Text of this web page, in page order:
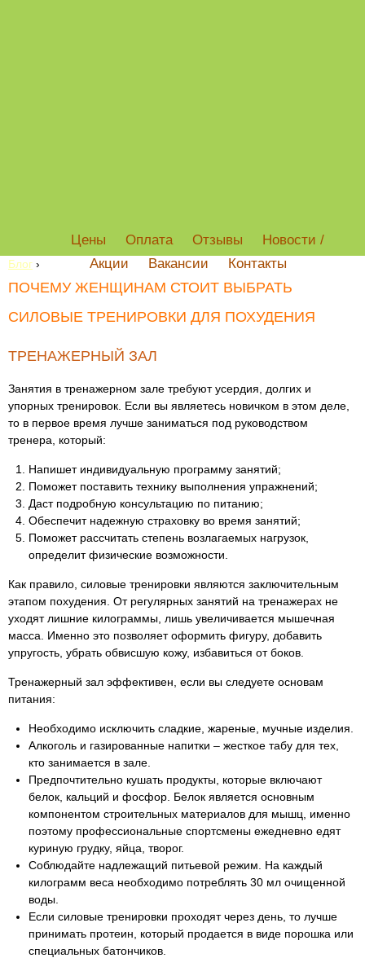
Цены Оплата Отзывы
Новости /
Акции
Вакансии Контакты
Блог ›
ПОЧЕМУ ЖЕНЩИНАМ СТОИТ ВЫБРАТЬ
СИЛОВЫЕ ТРЕНИРОВКИ ДЛЯ ПОХУДЕНИЯ
ТРЕНАЖЕРНЫЙ ЗАЛ
Занятия в тренажерном зале требуют усердия, долгих и
упорных тренировок. Если вы являетесь новичком в этом деле,
то в первое время лучше заниматься под руководством
тренера, который:
Напишет индивидуальную программу занятий;
Поможет поставить технику выполнения упражнений;
Даст подробную консультацию по питанию;
Обеспечит надежную страховку во время занятий;
Поможет рассчитать степень возлагаемых нагрузок,
определит физические возможности.
Как правило, силовые тренировки являются заключительным
этапом похудения. От регулярных занятий на тренажерах не
уходят лишние килограммы, лишь увеличивается мышечная
масса. Именно это позволяет оформить фигуру, добавить
упругость, убрать обвисшую кожу, избавиться от боков.
Тренажерный зал эффективен, если вы следуете основам
питания:
Необходимо исключить сладкие, жареные, мучные изделия.
Алкоголь и газированные напитки – жесткое табу для тех,
кто занимается в зале.
Предпочтительно кушать продукты, которые включают
белок, кальций и фосфор. Белок является основным
компонентом строительных материалов для мышц, именно
поэтому профессиональные спортсмены ежедневно едят
куриную грудку, яйца, творог.
Соблюдайте надлежащий питьевой режим. На каждый
килограмм веса необходимо потреблять 30 мл очищенной
воды.
Если силовые тренировки проходят через день, то лучше
принимать протеин, который продается в виде порошка или
специальных батончиков.